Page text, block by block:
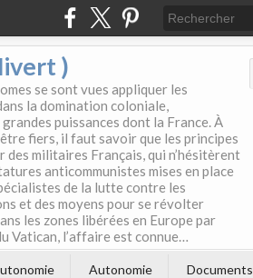
)
se sont vues appliquer les
la domination coloniale,
puissances dont la France. À
fiers, il faut savoir que les principes
militaires Français, qui n’hésitèrent
anticommunistes mises en place
de la lutte contre les
et des moyens pour se révolter
les zones libérées en Europe par
Vatican, l’affaire est connue…
Autonomie Documents